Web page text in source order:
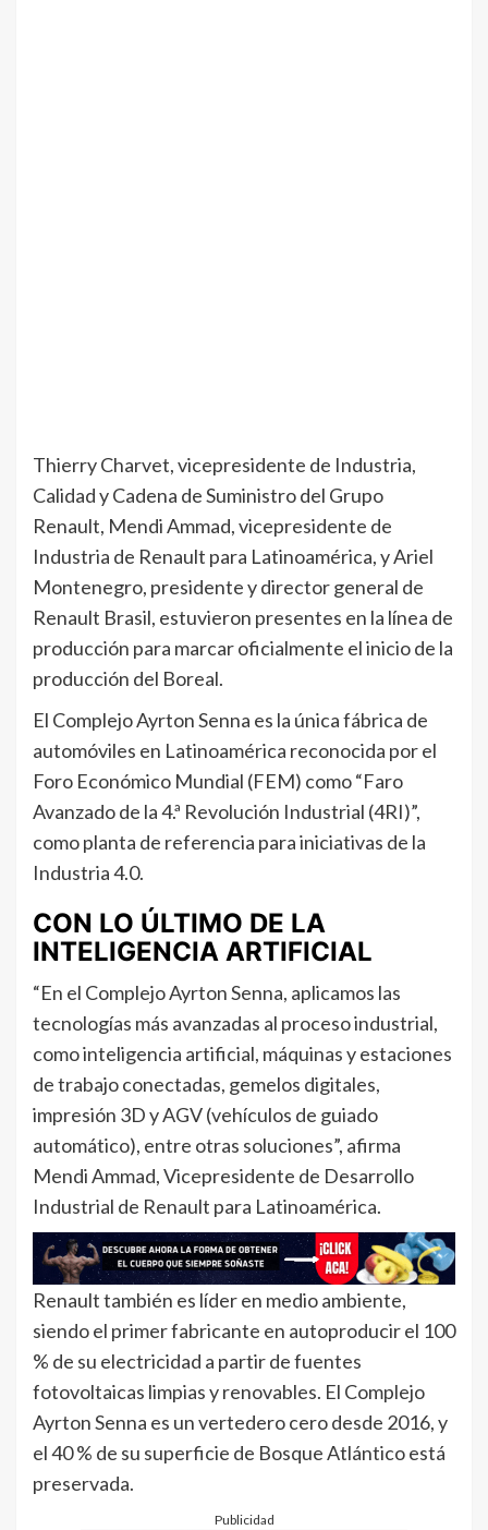
Thierry Charvet, vicepresidente de Industria,
Calidad y Cadena de Suministro del Grupo
Renault, Mendi Ammad, vicepresidente de
Industria de Renault para Latinoamérica, y Ariel
Montenegro, presidente y director general de
Renault Brasil, estuvieron presentes en la línea de
producción para marcar oficialmente el inicio de la
producción del Boreal.
El Complejo Ayrton Senna es la única fábrica de
automóviles en Latinoamérica reconocida por el
Foro Económico Mundial (FEM) como “Faro
Avanzado de la 4.ª Revolución Industrial (4RI)”,
como planta de referencia para iniciativas de la
Industria 4.0.
CON LO ÚLTIMO DE LA
INTELIGENCIA ARTIFICIAL
“En el Complejo Ayrton Senna, aplicamos las
tecnologías más avanzadas al proceso industrial,
como inteligencia artificial, máquinas y estaciones
de trabajo conectadas, gemelos digitales,
impresión 3D y AGV (vehículos de guiado
automático), entre otras soluciones”, afirma
Mendi Ammad, Vicepresidente de Desarrollo
Industrial de Renault para Latinoamérica.
Renault también es líder en medio ambiente,
siendo el primer fabricante en autoproducir el 100
% de su electricidad a partir de fuentes
fotovoltaicas limpias y renovables. El Complejo
Ayrton Senna es un vertedero cero desde 2016, y
el 40 % de su superficie de Bosque Atlántico está
preservada.
Publicidad